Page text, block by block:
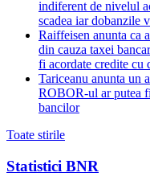
indiferent de nivelul
scadea iar dobanzile
Raiffeisen anunta ca
din cauza taxei
fi acordate credite cu
Tariceanu anunta un
ROBOR-ul ar putea
bancilor
Toate stirile
Statistici BNR